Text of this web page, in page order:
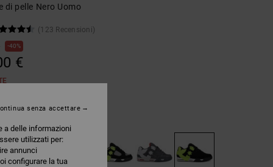
di pelle Nero Uomo
(123 Recensioni)
40%
€
a delle informazioni
utilizzati per:
annunci
configurare la tua
senza accettare